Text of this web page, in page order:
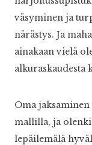
väsyminen ja
närästys. Ja
ainakaan vielä
alkuraskaudesta
Oma
mallilla, ja
lepäilemälä